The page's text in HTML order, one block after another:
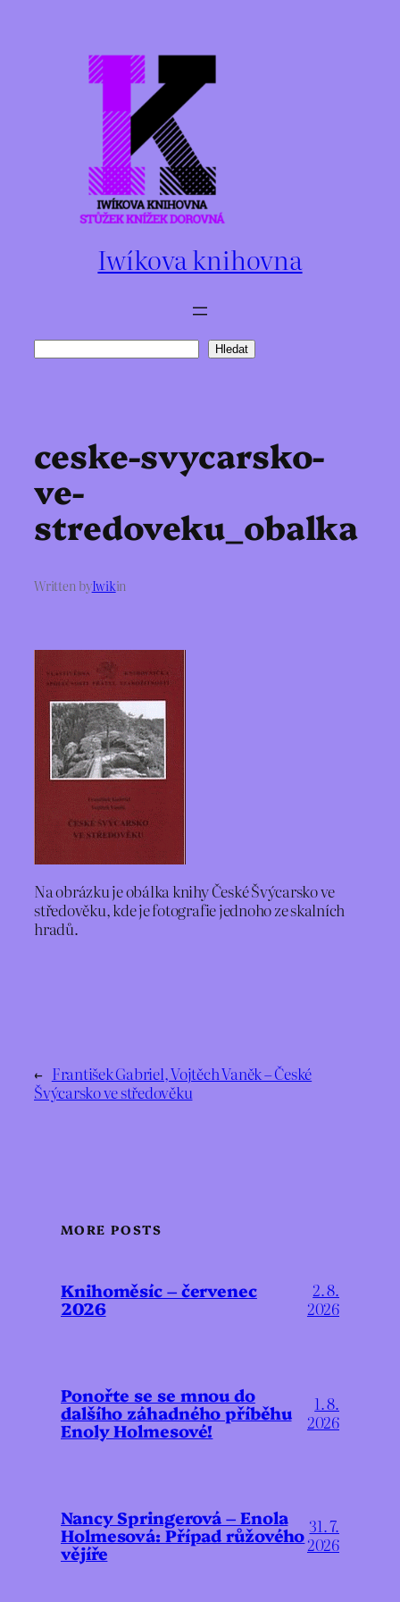
Iwíkova knihovna
Hledat
ceske-svycarsko-
ve-
stredoveku_obalka
Written byIwikin
Na obrázku je obálka knihy České Švýcarsko ve
středověku, kde je fotografie jednoho ze skalních
hradů.
← František Gabriel, Vojtěch Vaněk – České
Švýcarsko ve středověku
MORE POSTS
Knihoměsíc – červenec
2026
2. 8.
2026
Ponořte se se mnou do
dalšího záhadného příběhu
Enoly Holmesové!
1. 8.
2026
Nancy Springerová – Enola
Holmesová: Případ růžového
vějíře
31. 7.
2026